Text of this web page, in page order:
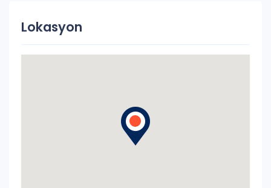
Lokasyon